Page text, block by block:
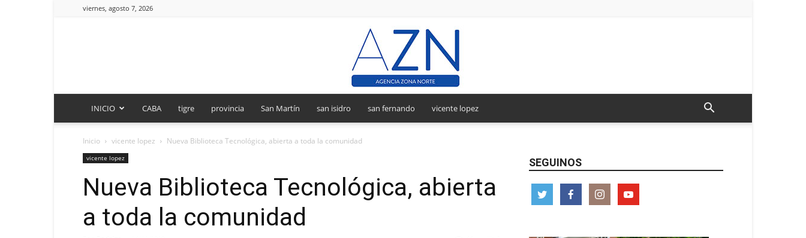
viernes, agosto 7, 2026
INICIO CABA tigre provincia San Martín san isidro san fernando vicente lopez
Inicio vicente lopez Nueva Biblioteca Tecnológica, abierta a toda la comunidad
vicente lopez
Nueva Biblioteca Tecnológica, abierta
a toda la comunidad
SEGUINOS